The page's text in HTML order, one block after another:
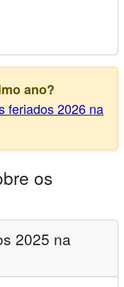
ano?
feriados 2026 na
os
2025 na